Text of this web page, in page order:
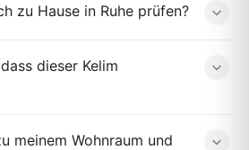
zu Hause in Ruhe prüfen?
dieser Kelim
meinem Wohnraum und